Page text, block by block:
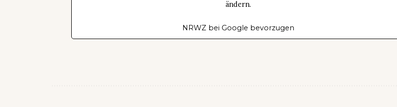
ändern.
NRWZ bei Google bevorzugen